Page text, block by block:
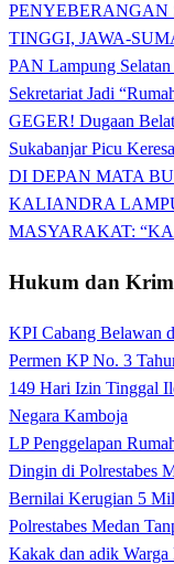
PENYEBERANGAN
TINGGI, JAWA-
PAN Lampung
Sekretariat Jadi
GEGER! Dugaan
Sukabanjar Picu
DI DEPAN MATA
KALIANDRA
MASYARAKAT:
Hukum dan
KPI Cabang Belawan
Permen KP No. 3
149 Hari Izin Tinggal
Negara Kamboja
LP Penggelapan
Dingin di Polrestabes
Bernilai Kerugian 5
Polrestabes Medan
Kakak dan adik